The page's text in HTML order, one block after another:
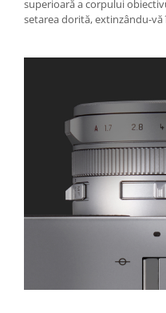
superioară a corpului
setarea dorită, extinzându-